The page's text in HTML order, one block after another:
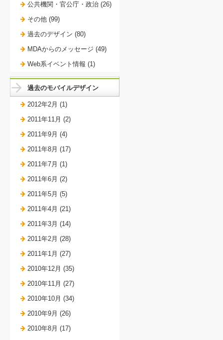
公共機関・官公庁・政治 (26)
その他 (99)
過去のデザイン (80)
MDAからのメッセージ (49)
Web系イベント情報 (1)
過去のモバイルデザイン
2012年2月 (1)
2011年11月 (2)
2011年9月 (4)
2011年8月 (17)
2011年7月 (1)
2011年6月 (2)
2011年5月 (5)
2011年4月 (21)
2011年3月 (14)
2011年2月 (28)
2011年1月 (27)
2010年12月 (35)
2010年11月 (27)
2010年10月 (34)
2010年9月 (26)
2010年8月 (17)